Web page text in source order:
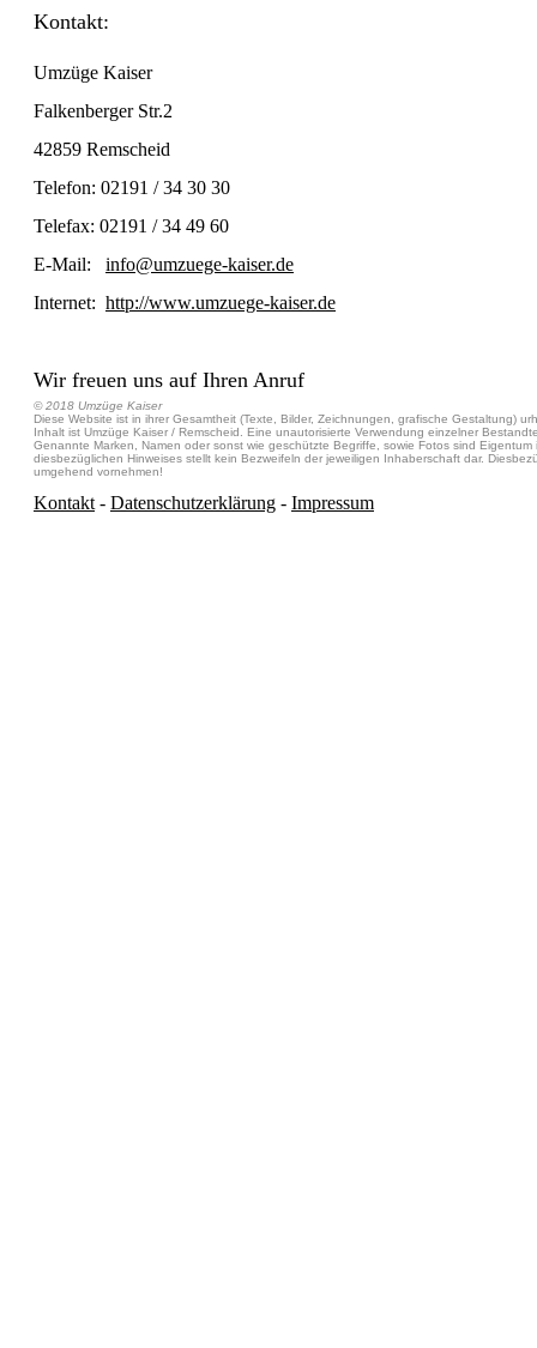
Kontakt:
Umzüge Kaiser
Falkenberger Str.2
42859 Remscheid
Telefon: 02191 / 34 30 30
Telefax: 02191 / 34 49 60
E-Mail: info@umzuege-kaiser.de
Internet: http://www.umzuege-kaiser.de
Wir freuen uns auf Ihren Anruf
© 2018 Umzüge Kaiser
Diese Website ist in ihrer Gesamtheit (Texte, Bilder, Zeichnungen, grafische Gestaltung)
Inhalt ist Umzüge Kaiser / Remscheid. Eine unautorisierte Verwendung einzelner
Genannte Marken, Namen oder sonst wie geschützte Begriffe, sowie Fotos sind
diesbezüglichen Hinweises stellt kein Bezweifeln der jeweiligen Inhaberschaft dar.
umgehend vornehmen!
Kontakt - Datenschutzerklärung - Impressum